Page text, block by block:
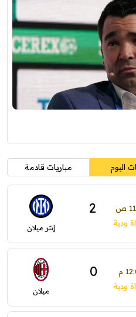
اليوم مباريات قادمة
ص 2
ودية إنتر ميلان
م 0
ودية ميلان